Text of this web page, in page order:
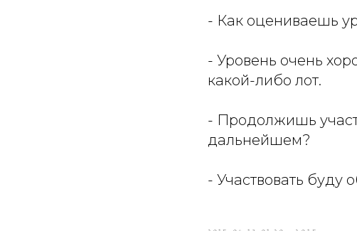
- Как оцениваешь
- Уровень очень
какой-либо лот.
- Продолжишь
дальнейшем?
- Участвовать буду